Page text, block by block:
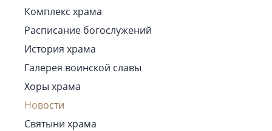
Комплекс храма
Расписание богослужений
История храма
Галерея воинской славы
Хоры храма
Новости
Святыни храма